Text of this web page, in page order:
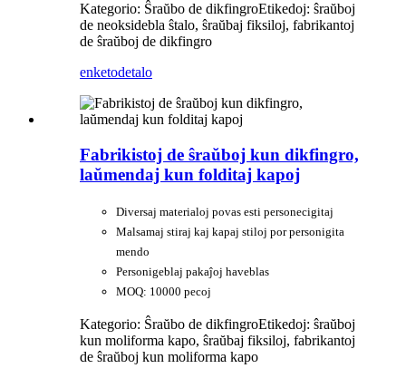
Kategorio: Ŝraŭbo de dikfingroEtikedoj: ŝraŭboj
de neoksidebla ŝtalo, ŝraŭbaj fiksiloj, fabrikantoj
de ŝraŭboj de dikfingro
enketodetalo
Fabrikistoj de ŝraŭboj kun dikfingro,
laŭmendaj kun folditaj kapoj
Diversaj materialoj povas esti personecigitaj
Malsamaj stiraj kaj kapaj stiloj por personigita
mendo
Personigeblaj pakaĵoj haveblas
MOQ: 10000 pecoj
Kategorio: Ŝraŭbo de dikfingroEtikedoj: ŝraŭboj
kun moliforma kapo, ŝraŭbaj fiksiloj, fabrikantoj
de ŝraŭboj kun moliforma kapo